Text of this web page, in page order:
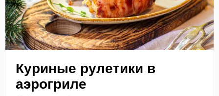
Куриные рулетики в
аэрогриле